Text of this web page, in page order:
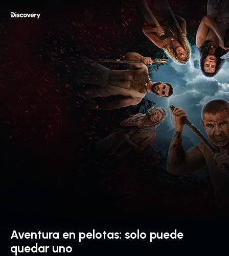
Aventura en pelotas: solo puede
quedar uno